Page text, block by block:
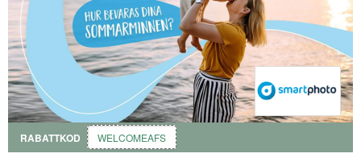
RABATTKOD WELCOMEAFS